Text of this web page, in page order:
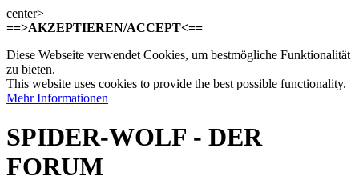
center>
==>AKZEPTIEREN/ACCEPT<==
Diese Webseite verwendet Cookies, um bestmögliche Funktionalität
zu bieten.
This website uses cookies to provide the best possible functionality.
Mehr Informationen
SPIDER-WOLF - DER
FORUM